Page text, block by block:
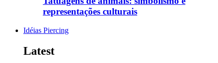
representações culturais
Idéias Piercing
Latest